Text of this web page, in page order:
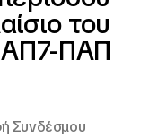
του
ΠΑΠ
Συνδέσμου